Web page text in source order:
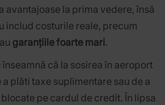
avantajoase la prima vedere, însă
includ costurile reale, precum
garanțiile foarte mari.
că la sosirea în aeroport
plăti taxe suplimentare sau de a
pe cardul de credit. În lipsa